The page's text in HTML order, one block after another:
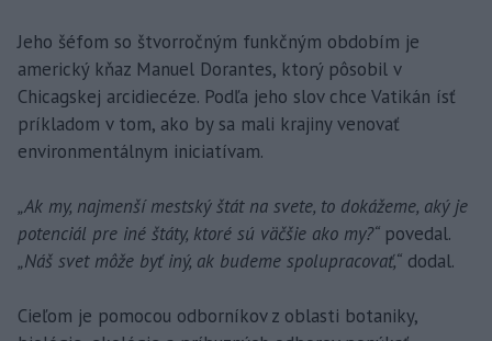
Jeho šéfom so štvorročným funkčným obdobím je
americký kňaz Manuel Dorantes, ktorý pôsobil v
Chicagskej arcidiecéze. Podľa jeho slov chce Vatikán ísť
príkladom v tom, ako by sa mali krajiny venovať
environmentálnym iniciatívam.
„Ak my, najmenší mestský štát na svete, to dokážeme, aký je
potenciál pre iné štáty, ktoré sú väčšie ako my?“ povedal.
„Náš svet môže byť iný, ak budeme spolupracovať,“ dodal.
Cieľom je pomocou odborníkov z oblasti botaniky,